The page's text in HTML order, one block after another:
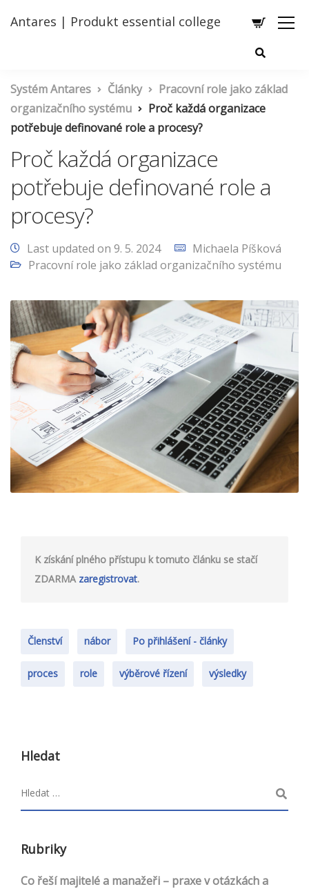
Antares | Produkt essential college
Systém Antares Články
Pracovní role jako základ
organizačního systému
Proč každá organizace
potřebuje definované role a procesy?
Proč každá organizace
potřebuje definované role a
procesy?
Last updated on 9. 5. 2024
Michaela Píšková
Pracovní role jako základ organizačního systému
K získání plného přístupu k tomuto článku se stačí
ZDARMA zaregistrovat.
Členství nábor Po přihlášení - články
proces role výběrové řízení výsledky
Hledat
Rubriky
Co řeší majitelé a manažeři – praxe v otázkách a